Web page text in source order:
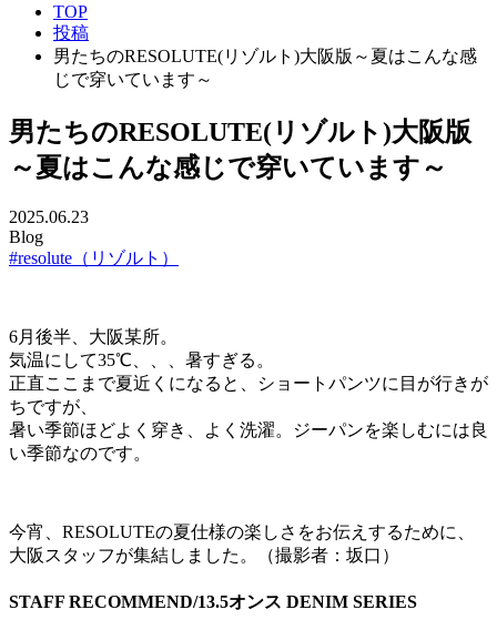
TOP
投稿
男たちのRESOLUTE(リゾルト)大阪版～夏はこんな感
じで穿いています～
男たちのRESOLUTE(リゾルト)大阪版
～夏はこんな感じで穿いています～
2025.06.23
Blog
#resolute（リゾルト）
6月後半、大阪某所。
気温にして35℃、、、暑すぎる。
正直ここまで夏近くになると、ショートパンツに目が行きが
ちですが、
暑い季節ほどよく穿き、よく洗濯。ジーパンを楽しむには良
い季節なのです。
今宵、RESOLUTEの夏仕様の楽しさをお伝えするために、
大阪スタッフが集結しました。（撮影者：坂口）
STAFF RECOMMEND/13.5オンス DENIM SERIES